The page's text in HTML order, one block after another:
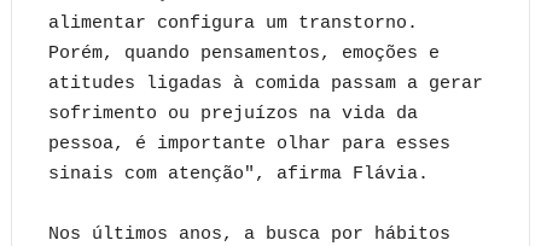
alimentar configura um transtorno.
Porém, quando pensamentos, emoções e
atitudes ligadas à comida passam a gerar
sofrimento ou prejuízos na vida da
pessoa, é importante olhar para esses
sinais com atenção", afirma Flávia.
Nos últimos anos, a busca por hábitos